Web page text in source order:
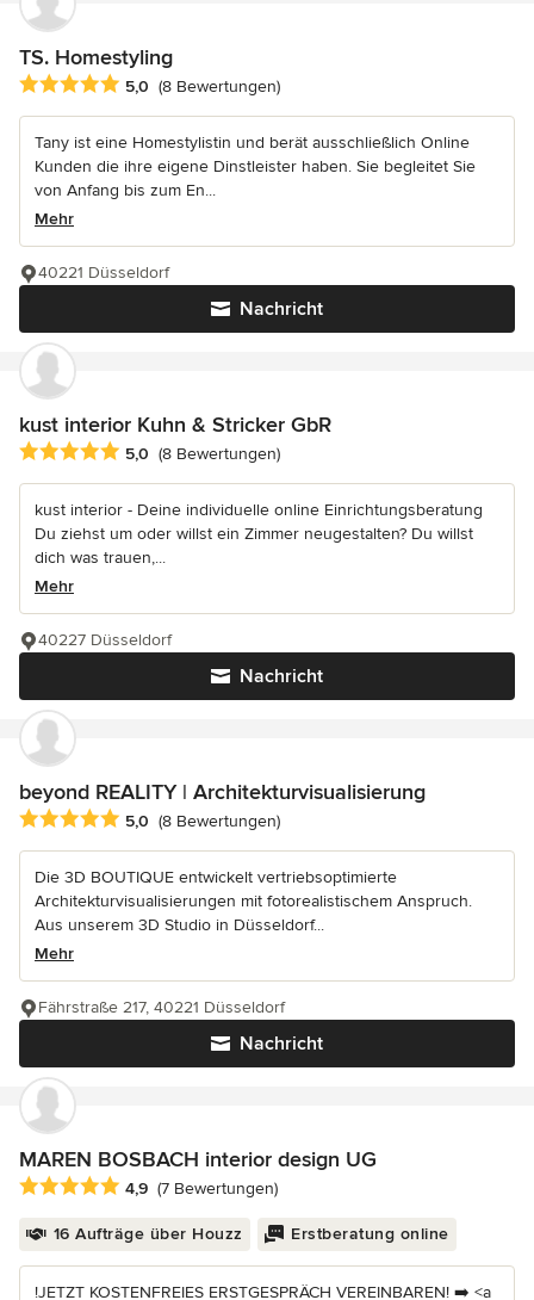
TS. Homestyling
Durchschnittliche Bewertung: 5 von 5 Sternen
5,0 (8 Bewertungen)
Tany ist eine Homestylistin und berät ausschließlich Online
Kunden die ihre eigene Dinstleister haben. Sie begleitet Sie
von Anfang bis zum En...
Mehr
Nachricht
40221 Düsseldorf
kust interior Kuhn & Stricker GbR
Durchschnittliche Bewertung: 5 von 5 Sternen
5,0 (8 Bewertungen)
kust interior - Deine individuelle online Einrichtungsberatung
Du ziehst um oder willst ein Zimmer neugestalten? Du willst
dich was trauen,...
Mehr
Nachricht
40227 Düsseldorf
beyond REALITY | Architekturvisualisierung
Durchschnittliche Bewertung: 5 von 5 Sternen
5,0 (8 Bewertungen)
Die 3D BOUTIQUE entwickelt vertriebsoptimierte
Architekturvisualisierungen mit fotorealistischem Anspruch.
Aus unserem 3D Studio in Düsseldorf...
Mehr
Nachricht
Fährstraße 217, 40221 Düsseldorf
MAREN BOSBACH interior design UG
Durchschnittliche Bewertung: 4.9 von 5 Sternen
4,9 (7 Bewertungen)
16 Aufträge über Houzz Erstberatung online
!JETZT KOSTENFREIES ERSTGESPRÄCH VEREINBAREN! ➡️ <a